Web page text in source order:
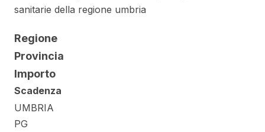
sanitarie della regione umbria
Regione
Provincia
Importo
Scadenza
UMBRIA
PG